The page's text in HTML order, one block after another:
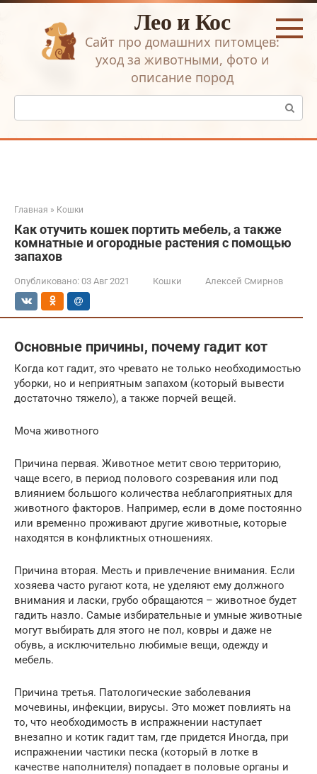
Перейти
Лео и Кос
Сайт про домашних питомцев:
уход за животными, фото и
описание пород
Поиск:
Главная » Кошки
Как отучить кошек портить мебель, а также
комнатные и огородные растения с помощью
запахов
Опубликовано: 03 Авг 2021 Кошки Алексей Смирнов
Основные причины, почему гадит кот
Когда кот гадит, это чревато не только необходимостью
уборки, но и неприятным запахом (который вывести
достаточно тяжело), а также порчей вещей.
Моча животного
Причина первая. Животное метит свою территорию,
чаще всего, в период полового созревания или под
влиянием большого количества неблагоприятных для
животного факторов. Например, если в доме постоянно
или временно проживают другие животные, которые
находятся в конфликтных отношениях.
Причина вторая. Месть и привлечение внимания. Если
хозяева часто ругают кота, не уделяют ему должного
внимания и ласки, грубо обращаются – животное будет
гадить назло. Самые избирательные и умные животные
могут выбирать для этого не пол, ковры и даже не
обувь, а исключительно любимые вещи, одежду и
мебель.
Причина третья. Патологические заболевания
мочевины, инфекции, вирусы. Это может повлиять на
то, что необходимость в испражнении наступает
внезапно и котик гадит там, где придется Иногда, при
испражнении частики песка (который в лотке в
качестве наполнителя) попадает в половые органы и